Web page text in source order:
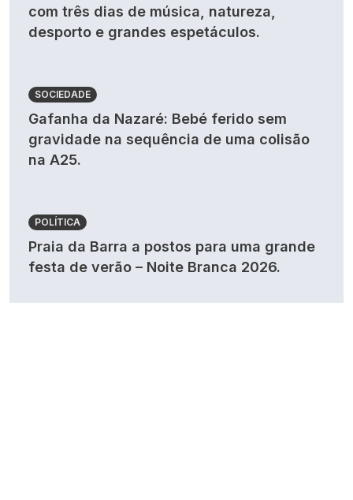
com três dias de música, natureza,
desporto e grandes espetáculos.
SOCIEDADE
Gafanha da Nazaré: Bebé ferido sem
gravidade na sequência de uma colisão
na A25.
POLÍTICA
Praia da Barra a postos para uma grande
festa de verão – Noite Branca 2026.